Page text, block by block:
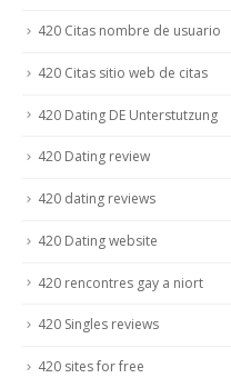
420 Citas nombre de usuario
420 Citas sitio web de citas
420 Dating DE Unterstutzung
420 Dating review
420 dating reviews
420 Dating website
420 rencontres gay a niort
420 Singles reviews
420 sites for free